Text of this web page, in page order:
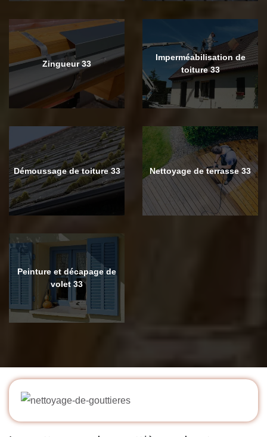
Zingueur 33
Imperméabilisation de
toiture 33
Démoussage de toiture 33 Nettoyage de terrasse 33
Peinture et décapage de
volet 33